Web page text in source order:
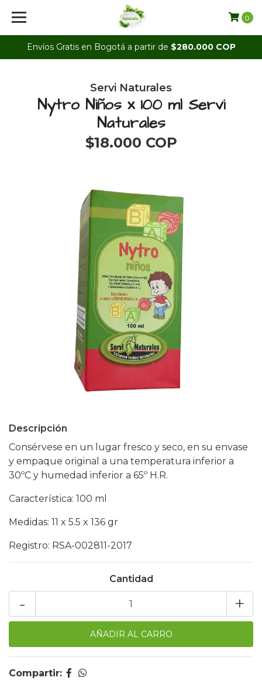
Envíos Gratis en Bogotá a partir de $280.000 COP
0
Servi Naturales
Nytro Niños x 100 ml Servi
Naturales
$18.000 COP
Descripción
Consérvese en un lugar fresco y seco, en su envase
y empaque original a una temperatura inferior a
30ºC y humedad inferior a 65º H.R.
Característica: 100 ml
Medidas: 11 x 5.5 x 136 gr
Registro: RSA-002811-2017
Cantidad
+
-
Compartir: